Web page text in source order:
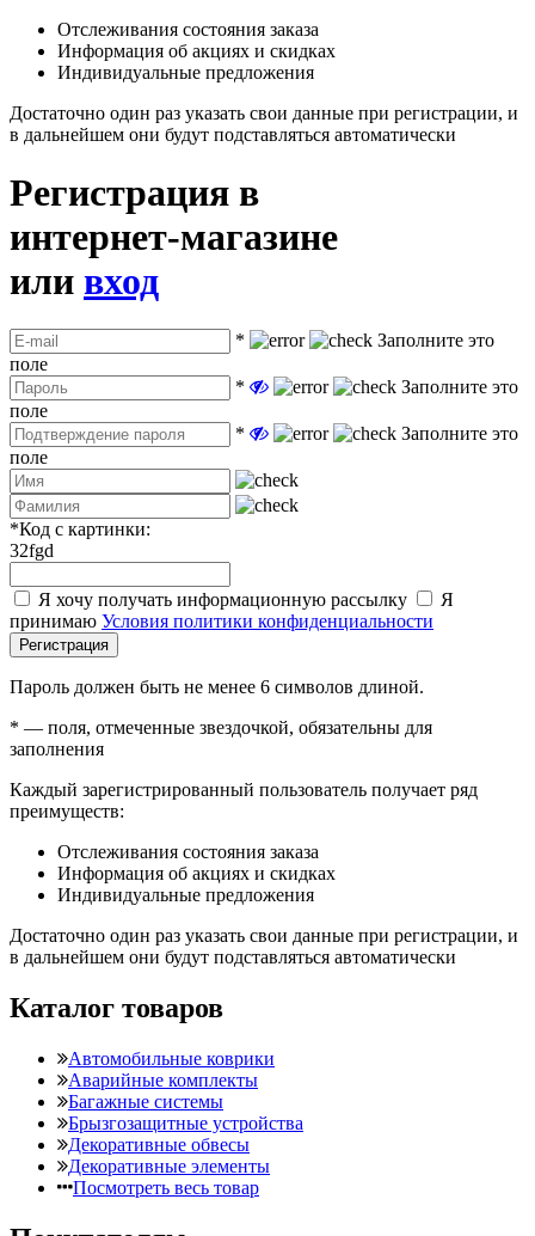
Отслеживания состояния заказа
Информация об акциях и скидках
Индивидуальные предложения
Достаточно один раз указать свои данные при регистрации, и
в дальнейшем они будут подставляться автоматически
Регистрация в
интернет-магазине
или вход
*
Заполните это
поле
*
Заполните это
поле
*
Заполните это
поле
*Код с картинки:
32fgd
Я хочу получать информационную рассылку
Я
принимаю Условия политики конфиденциальности
Регистрация
Пароль должен быть не менее 6 символов длиной.
* — поля, отмеченные звездочкой, обязательны для
заполнения
Каждый зарегистрированный пользователь получает ряд
преимуществ:
Отслеживания состояния заказа
Информация об акциях и скидках
Индивидуальные предложения
Достаточно один раз указать свои данные при регистрации, и
в дальнейшем они будут подставляться автоматически
Каталог товаров
Автомобильные коврики
Аварийные комплекты
Багажные системы
Брызгозащитные устройства
Декоративные обвесы
Декоративные элементы
Посмотреть весь товар